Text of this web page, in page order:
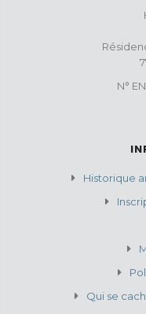
N°
Historique
Qui se